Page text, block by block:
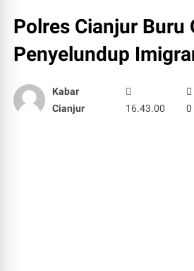
Polres Cianjur Buru
Penyelundup
Kabar
Cianjur
16.43.00 0